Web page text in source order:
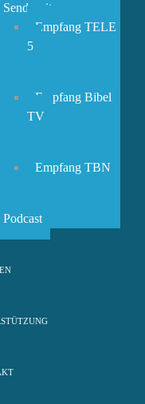
Sendezeiten
Empfang TELE
5
Empfang Bibel
TV
Empfang TBN
Podcast